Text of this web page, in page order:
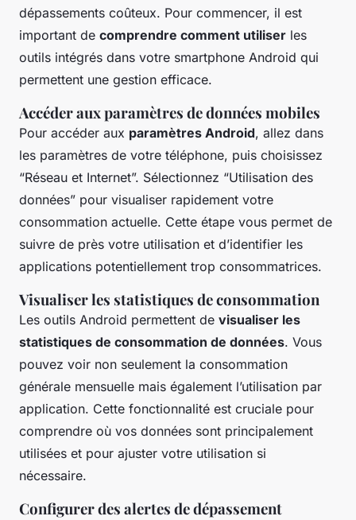
dépassements coûteux. Pour commencer, il est
important de comprendre comment utiliser les
outils intégrés dans votre smartphone Android qui
permettent une gestion efficace.
Accéder aux paramètres de données mobiles
Pour accéder aux paramètres Android, allez dans
les paramètres de votre téléphone, puis choisissez
“Réseau et Internet”. Sélectionnez “Utilisation des
données” pour visualiser rapidement votre
consommation actuelle. Cette étape vous permet de
suivre de près votre utilisation et d’identifier les
applications potentiellement trop consommatrices.
Visualiser les statistiques de consommation
Les outils Android permettent de visualiser les
statistiques de consommation de données. Vous
pouvez voir non seulement la consommation
générale mensuelle mais également l’utilisation par
application. Cette fonctionnalité est cruciale pour
comprendre où vos données sont principalement
utilisées et pour ajuster votre utilisation si
nécessaire.
Configurer des alertes de dépassement